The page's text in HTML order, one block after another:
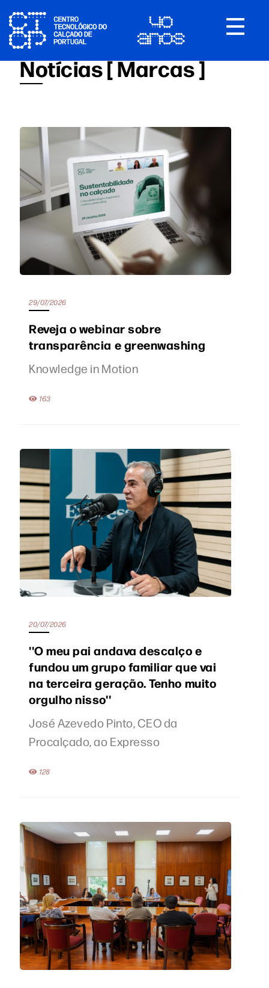
Toggle
Notícias [ Marcas ]
29/07/2026
Reveja o webinar sobre
transparência e greenwashing
Knowledge in Motion
163
20/07/2026
''O meu pai andava descalço e
fundou um grupo familiar que vai
na terceira geração. Tenho muito
orgulho nisso''
José Azevedo Pinto, CEO da
Procalçado, ao Expresso
128